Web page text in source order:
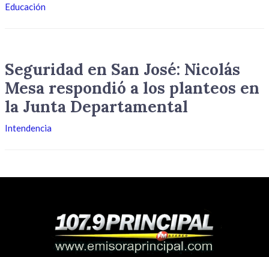
Educación
Seguridad en San José: Nicolás
Mesa respondió a los planteos en
la Junta Departamental
Intendencia